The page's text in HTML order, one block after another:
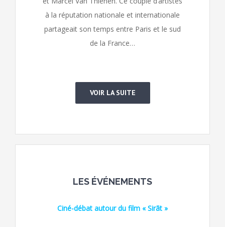
à la réputation nationale et internationale
partageait son temps entre Paris et le sud
de la France…
VOIR LA SUITE
LES ÉVÉNEMENTS
Ciné-débat autour du film « Sirãt »